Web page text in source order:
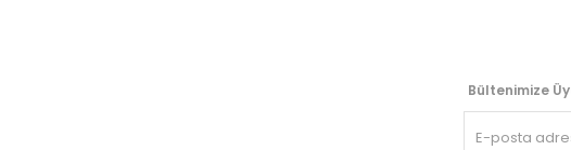
Bültenimize